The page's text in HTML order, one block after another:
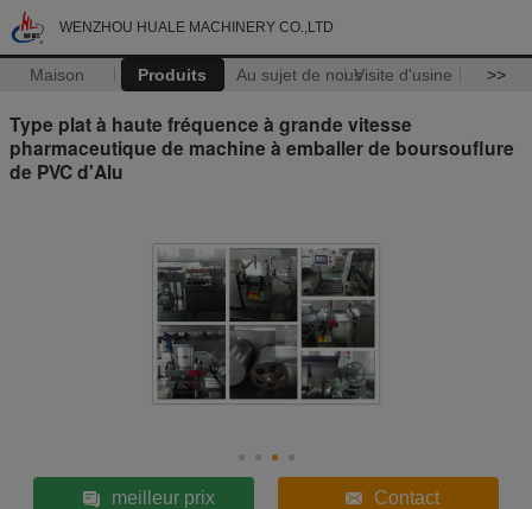
WENZHOU HUALE MACHINERY CO.,LTD
Maison Produits Au sujet de nousVisite d'usine >>
Type plat à haute fréquence à grande vitesse
pharmaceutique de machine à emballer de boursouflure
de PVC d'Alu
meilleur prix Contact